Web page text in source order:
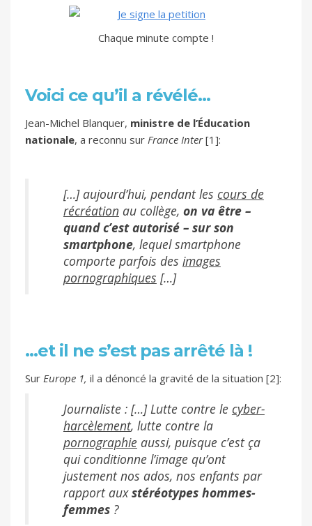
Chaque minute compte !
Voici ce qu’il a révélé…
Jean-Michel Blanquer, ministre de l’Éducation
nationale, a reconnu sur France Inter[1]:
[…] aujourd’hui, pendant les cours de
récréation au collège, on va être –
quand c’est autorisé – sur son
smartphone, lequel smartphone
comporte parfois des images
pornographiques […]
…et il ne s’est pas arrêté là !
Sur Europe 1, il a dénoncé la gravité de la situation [2]:
Journaliste : […] Lutte contre le cyber-
harcèlement, lutte contre la
pornographie aussi, puisque c’est ça
qui conditionne l’image qu’ont
justement nos ados, nos enfants par
rapport auxstéréotypes hommes-
femmes?